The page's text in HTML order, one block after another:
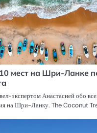
мест на Шри-Ланке
экспертом Анастасией обо
на Шри-Ланку. The Coconut